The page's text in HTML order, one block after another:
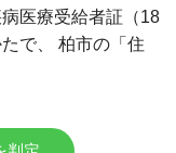
医療受給者証（18
で、 柏市の「住